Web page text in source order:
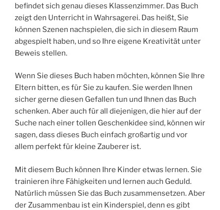
befindet sich genau dieses Klassenzimmer. Das Buch
zeigt den Unterricht in Wahrsagerei. Das heißt, Sie
können Szenen nachspielen, die sich in diesem Raum
abgespielt haben, und so Ihre eigene Kreativität unter
Beweis stellen.
Wenn Sie dieses Buch haben möchten, können Sie Ihre
Eltern bitten, es für Sie zu kaufen. Sie werden Ihnen
sicher gerne diesen Gefallen tun und Ihnen das Buch
schenken. Aber auch für all diejenigen, die hier auf der
Suche nach einer tollen Geschenkidee sind, können wir
sagen, dass dieses Buch einfach großartig und vor
allem perfekt für kleine Zauberer ist.
Mit diesem Buch können Ihre Kinder etwas lernen. Sie
trainieren ihre Fähigkeiten und lernen auch Geduld.
Natürlich müssen Sie das Buch zusammensetzen. Aber
der Zusammenbau ist ein Kinderspiel, denn es gibt